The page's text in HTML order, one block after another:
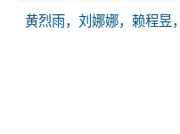
黄烈雨，刘娜娜，赖程昱